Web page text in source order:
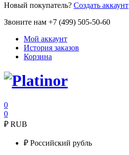
Новый покупатель? Создать аккаунт
Звоните нам +7 (499) 505-50-60
Мой аккаунт
История заказов
Корзина
0
0
₽ RUB
₽ Российский рубль